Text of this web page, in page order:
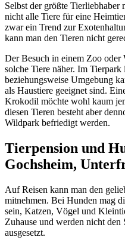
Selbst der größte Tierliebhaber
nicht alle Tiere für eine
zwar ein Trend zur
kann man den Tieren nicht
Der Besuch in einem Zoo
solche Tiere näher. Im
beziehungsweise Umgebung
als Haustiere geeignet sind.
Krokodil möchte wohl kaum
diesen Tieren besteht aber
Wildpark befriedigt werden.
Tierpension und
Gochsheim,
Auf Reisen kann man den
mitnehmen. Bei Hunden mag
sein, Katzen, Vögel und
Zuhause und werden nicht den
ausgesetzt.